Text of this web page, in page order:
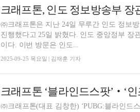
크래프톤, 인도 정보방송부 장
㈜크래프톤은 지난 24일 무루간 인도 정보
진행했다고 25일 밝혔다. 인도 중앙정부 장관급 인사가 크래프톤을 방문한 것은 이번이 처음
이다. 이번 방문은 인도...
2025-09-25 목요일 | 김재훈 기자
크래프톤 ‘블라인드스팟’‧‘
㈜크래프톤(대표 김창한) ‘PUBG:블라인드